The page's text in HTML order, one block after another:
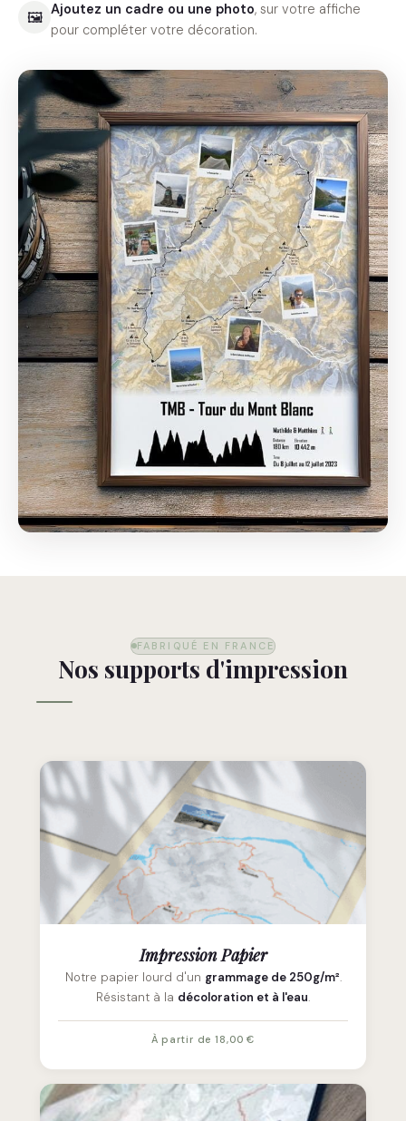
🖼 Ajoutez un cadre ou une photo, sur votre affiche
pour compléter votre décoration.
FABRIQUÉ EN FRANCE
Nos supports d'impression
Impression Papier
Notre papier lourd d'un grammage de 250g/m².
Résistant à la décoloration et à l'eau.
À partir de 18,00 €